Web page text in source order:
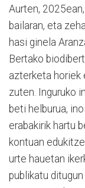
Aurten,
bailaran, eta
hasi ginela
Bertako
azterketa horiek
zuten. Inguruko
beti helburua,
erabakirik hartu
kontuan
urte hauetan
publikatu